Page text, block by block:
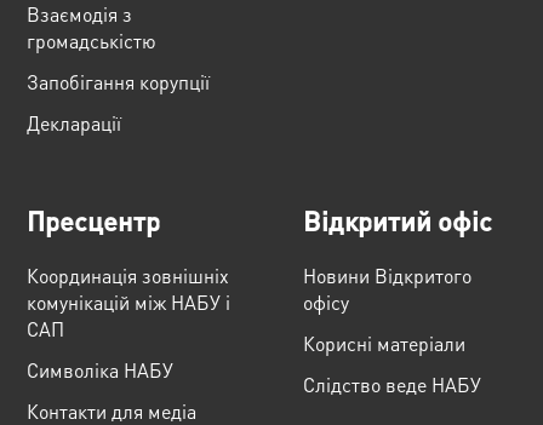
Взаємодія з
громадськістю
Запобігання корупції
Декларації
Пресцентр
Координація зовнішніх
комунікацій між НАБУ і
САП
Cимволіка НАБУ
Контакти для медіа
Відкритий офіс
Новини Відкритого
офісу
Корисні матеріали
Слідство веде НАБУ